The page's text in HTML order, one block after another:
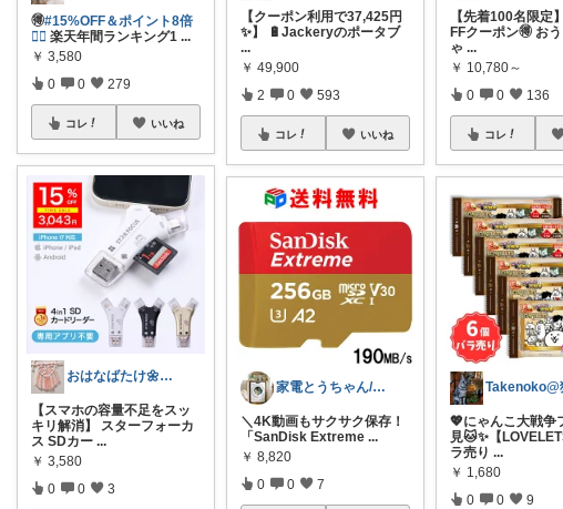
🉐#15%OFF＆ポイント8倍
❤️‍🔥 楽天年間ランキング1 ...
￥ 3,580
0 0 279
コレ いいね
おはなばたけ🌼低浮上で再開🙇‍♀️
【スマホの容量不足をスッ
キリ解消】 スターフォーカ
ス SDカー ...
￥ 3,580
0 0 3
【クーポン利用で37,425円
✨】 🔋Jackeryのポータブ
...
￥ 49,900
2 0 593
コレ いいね
家電とうちゃん/2児のパパ✨️購入感謝！
​＼4K動画もサクサク保存！
「SanDisk Extreme...
￥ 8,820
0 0 7
【先着100名限定
FFクーポン🉐 お
ゃ ...
￥ 10,780～
0 0 136
コレ
💖にゃんこ大戦争
見🐱✨【
ラ売り ...
￥ 1,680
0 0 9